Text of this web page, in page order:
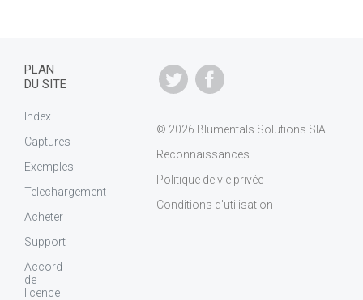
© 2026 Blumentals Solutions SIA
Reconnaissances
Politique de vie privée
Conditions d'utilisation
PLAN
DU SITE
Index
Captures
Exemples
Telechargement
Acheter
Support
Accord
de
licence